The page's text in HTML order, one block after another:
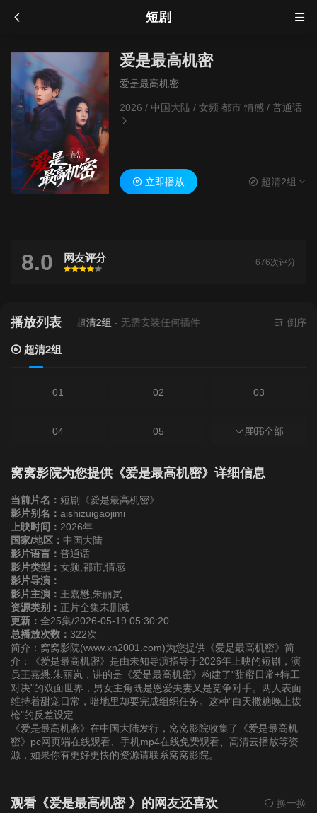
短剧
爱是最高机密
爱是最高机密
2026 / 中国大陆 / 女频 都市 情感/ 普通话
立即播放 超清2组
8.0 网友评分
很差
较差还行推荐力荐
676次评分
播放列表
当前资源来源 超清2组- 无需安装任何插件 倒序
超清2组
01 02 03
04 05 06
07 08 09
10
13
16
19 20
22 23 24
25
展开全部
窝窝影院为您提供《爱是最高机密》详细信息
当前片名： 短剧《爱是最高机密》
影片别名： aishizuigaojimi
上映时间： 2026年
国家/地区： 中国大陆
影片语言： 普通话
影片类型： 女频,都市,情感
影片导演：
影片主演： 王嘉懋,朱丽岚
资源类别： 正片全集未删减
更新： 全25集/2026-05-19 05:30:20
总播放次数： 322次
简介：窝窝影院(www.xn2001.com)为您提供《爱是最高机密》简
介：《爱是最高机密》是由未知导演指导于2026年上映的短剧，演
员王嘉懋,朱丽岚，讲的是《爱是最高机密》构建了"甜蜜日常+特工
对决"的双面世界，男女主角既是恩爱夫妻又是竞争对手。两人表面
维持着甜宠日常，暗地里却要完成组织任务。这种"白天撒糖晚上拔
枪"的反差设定
《爱是最高机密》在中国大陆发行，窝窝影院收集了《爱是最高机
密》pc网页端在线观看、手机mp4在线免费观看、高清云播放等资
源，如果你有更好更快的资源请联系窝窝影院。
观看《爱是最高机密 》的网友还喜欢 换一换